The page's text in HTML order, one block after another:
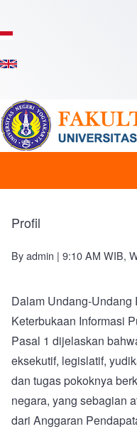
navigation
Profil
Byadmin | 9:10 AM WIB,
Dalam Undang-Undang
Keterbukaan Informasi
Pasal 1 dijelaskan
eksekutif, legislatif,
dan tugas pokoknya
negara, yang sebagian
dari Anggaran